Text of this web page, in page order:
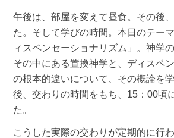
午後は、部屋を変えて昼食。その後
た。そして学びの時間。本日のテー
ィスペンセーショナリズム」。神学
その中にある置換神学と、ディスペ
の根本的違いについて、その概論を
後、交わりの時間をもち、15：00頃
た。
こうした実際の交わりが定期的に行